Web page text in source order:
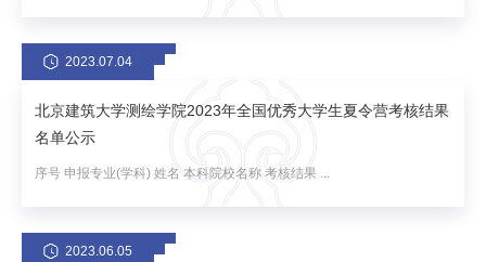
2023.07.04
北京建筑大学测绘学院2023年全国优秀大学生夏令营考核结果
名单公示
序号 申报专业(学科) 姓名 本科院校名称 考核结果 ...
2023.06.05